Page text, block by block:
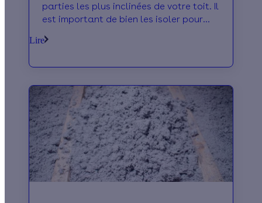
parties les plus inclinées de votre toit. Il
est important de bien les isoler pour
votre maison. Des aides financières
pour l’isolation de vos rampants de
toiture. Nous vous expliquons tout !
Lire